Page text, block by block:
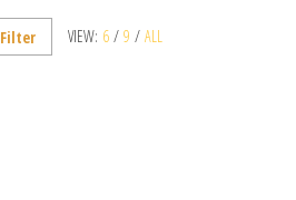
VIEW: 6 / 9 / ALL
Filter